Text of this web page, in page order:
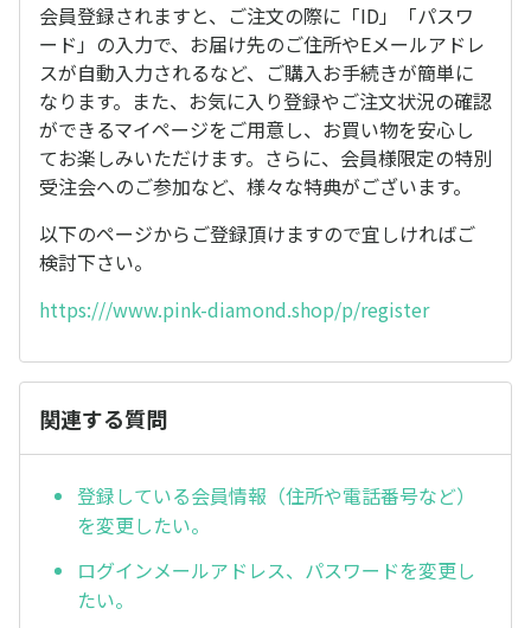
会員登録されますと、ご注文の際に「ID」「パスワ
ード」の入力で、お届け先のご住所やEメールアドレ
スが自動入力されるなど、ご購入お手続きが簡単に
なります。また、お気に入り登録やご注文状況の確認
ができるマイページをご用意し、お買い物を安心し
てお楽しみいただけます。さらに、会員様限定の特別
受注会へのご参加など、様々な特典がございます。
以下のページからご登録頂けますので宜しければご
検討下さい。
https:///www.pink-diamond.shop/p/register
関連する質問
登録している会員情報（住所や電話番号など）
を変更したい。
ログインメールアドレス、パスワードを変更し
たい。